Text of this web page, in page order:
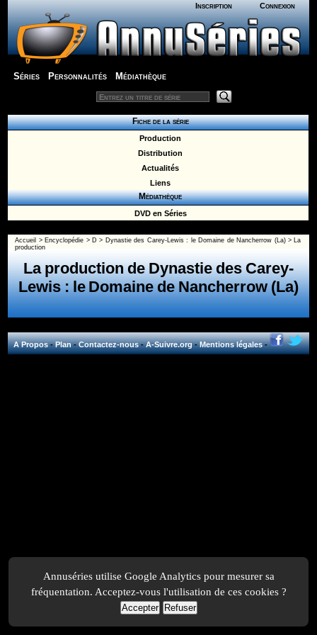
Inscription Connexion
Séries Personnalités Médiathèque
Fiche de la série
Production
Distribution
Actualités
Liens
Médiathèque
DVD en Séries
Accueil > Encyclopédie > D > Dynastie des Carey-Lewis : le Domaine de Nancherrow (La)> La
production
La production de Dynastie des Carey-
Lewis : le Domaine de Nancherrow (La)
A Propos-Plan-Contactez-nous-A-Suivre.org-Mentions légales-
Annuséries utilise Google Analytics pour mesurer sa
fréquentation. Acceptez-vous l'utilisation de ces cookies ?
Accepter Refuser